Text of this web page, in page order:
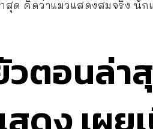
แสดงสมจริง นักแสดง เผยเบื้องหลัง วาง
วตอนล่า